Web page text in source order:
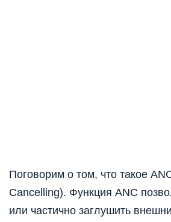
Поговорим о том, что такое
Cancelling). Функция ANC
или частично заглушить